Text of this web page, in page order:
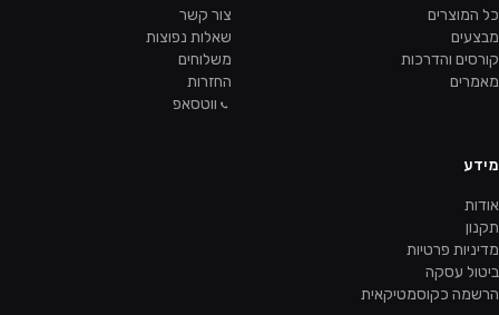
כל המוצרים
מבצעים
קורסים והדרכות
מאמרים
צור קשר
שאלות נפוצות
משלוחים
החזרות
ווטסאפ
מידע
אודות
תקנון
מדיניות פרטיות
ביטול עסקה
הרשמה כקוסמטיקאית